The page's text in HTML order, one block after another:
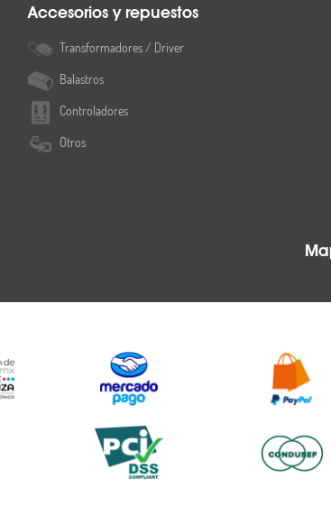
Accesorios y repuestos
Transformadores / Driver
Balastros
Controladores
Otros